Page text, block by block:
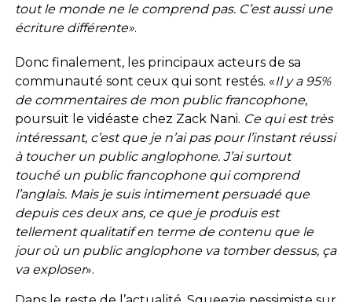
tout le monde ne le comprend pas. C’est aussi une
écriture différente».
Donc finalement, les principaux acteurs de sa
communauté sont ceux qui sont restés. «Il y a 95%
de commentaires de mon public francophone,
poursuit le vidéaste chez Zack Nani. Ce qui est très
intéressant, c’est que je n’ai pas pour l’instant réussi
à toucher un public anglophone. J’ai surtout
touché un public francophone qui comprend
l’anglais. Mais je suis intimement persuadé que
depuis ces deux ans, ce que je produis est
tellement qualitatif en terme de contenu que le
jour où un public anglophone va tomber dessus, ça
va exploser».